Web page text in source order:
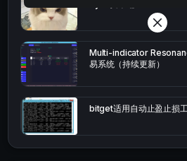
Multi-indicator
易系统（持续更新）
bitget适用自动止盈止损